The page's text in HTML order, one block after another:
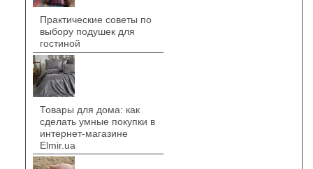
Практические советы по
выбору подушек для
гостиной
Товары для дома: как
сделать умные покупки в
интернет-магазине
Elmir.ua